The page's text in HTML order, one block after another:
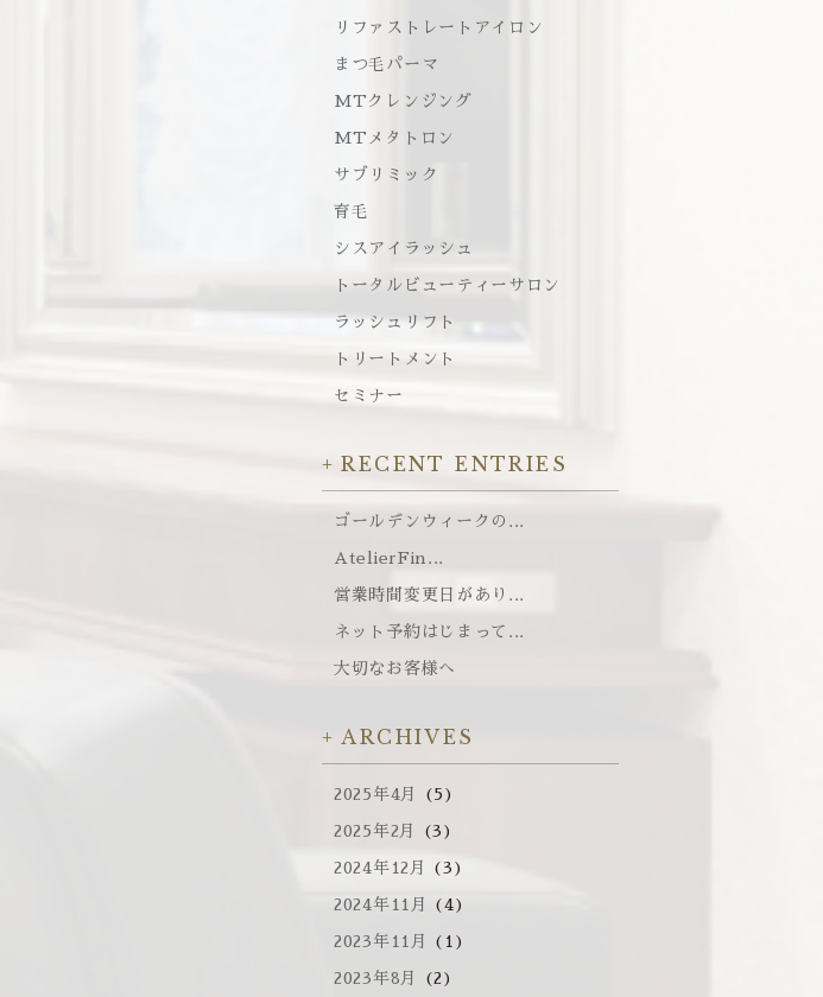
リファストレートアイロン
まつ毛パーマ
MTクレンジング
MTメタトロン
サブリミック
育毛
シスアイラッシュ
トータルビューティーサロン
ラッシュリフト
トリートメント
セミナー
RECENT ENTRIES
ゴールデンウィークの...
AtelierFin...
営業時間変更日があり...
ネット予約はじまって...
大切なお客様へ
ARCHIVES
2025年4月 (5)
2025年2月 (3)
2024年12月 (3)
2024年11月 (4)
2023年11月 (1)
2023年8月 (2)